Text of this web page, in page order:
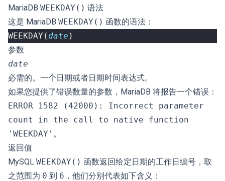
MariaDB WEEKDAY() 语法
这是 MariaDB WEEKDAY() 函数的语法：
WEEKDAY ( date )
参数
date
必需的。一个日期或者日期时间表达式。
如果您提供了错误数量的参数，MariaDB 将报告一个错误：
ERROR 1582 (42000): Incorrect parameter
count in the call to native function
'WEEKDAY' 。
返回值
MySQL WEEKDAY() 函数返回给定日期的工作日编号，取
之范围为 0 到 6 ，他们分别代表如下含义：